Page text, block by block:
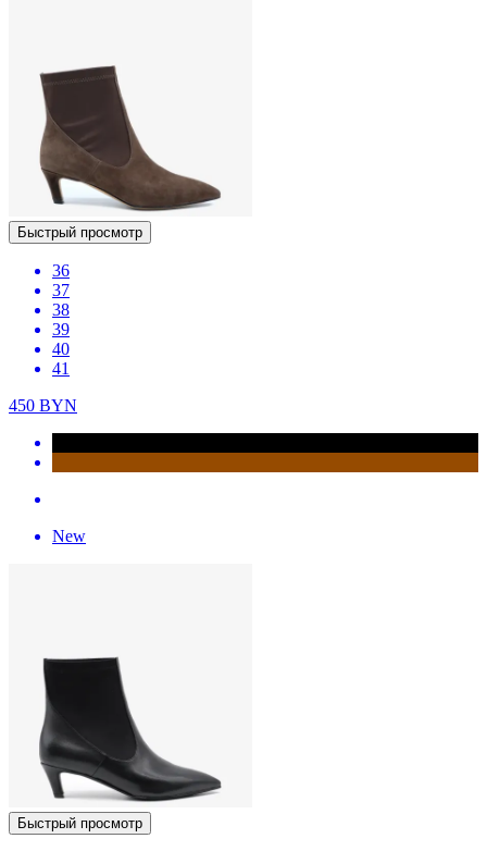
Быстрый просмотр
36
37
38
39
40
41
450 BYN
New
Быстрый просмотр